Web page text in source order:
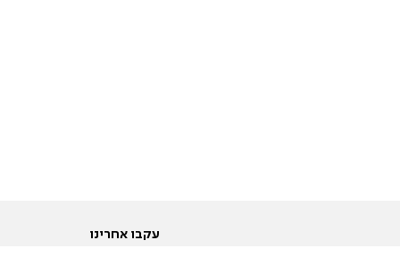
עקבו אחרינו